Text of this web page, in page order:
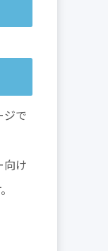
ジで
向け